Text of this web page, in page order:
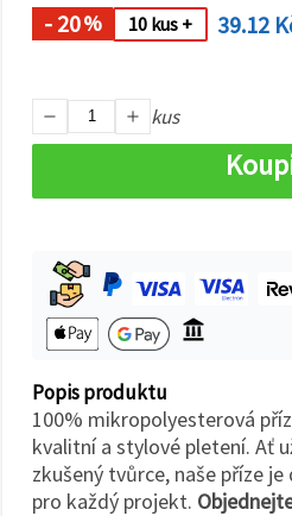
cookies a
kliknutím
na tlačítko
Přijmout
Nastavení
- 20% 10 kus + 39.12
kus
Popis produktu
100% mikropolyesterová
kvalitní a stylové pletení. Ať
zkušený tvůrce, naše příze
pro každý projekt.